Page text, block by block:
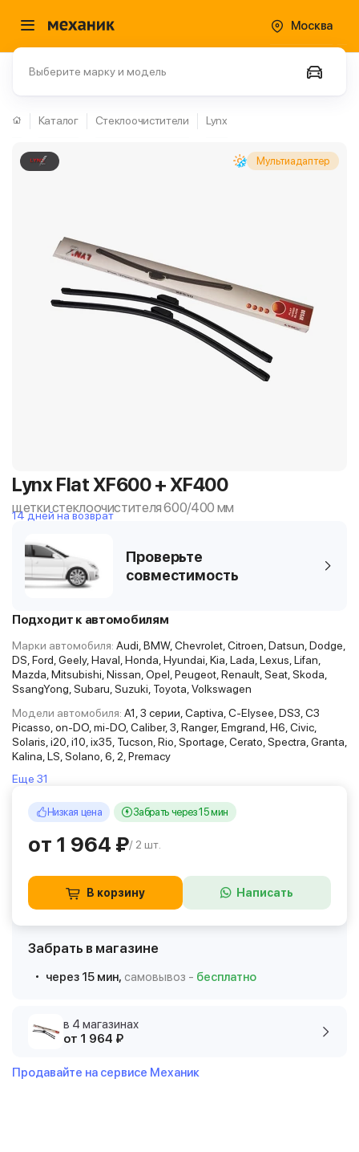
Москва
Выберите марку и модель
Каталог Стеклоочистители Lynx
Мультиадаптер
Lynx Flat XF600 + XF400
щетки стеклоочистителя 600/400 мм
14 дней на возврат
Проверьте
совместимость
Подходит к автомобилям
Марки автомобиля: Audi, BMW, Chevrolet, Citroen, Datsun, Dodge,
DS, Ford, Geely, Haval, Honda, Hyundai, Kia, Lada, Lexus, Lifan,
Mazda, Mitsubishi, Nissan, Opel, Peugeot, Renault, Seat, Skoda,
SsangYong, Subaru, Suzuki, Toyota, Volkswagen
Модели автомобиля: A1, 3 серии, Captiva, C-Elysee, DS3, C3
Picasso, on-DO, mi-DO, Caliber, 3, Ranger, Emgrand, H6, Civic,
Solaris, i20, i10, ix35, Tucson, Rio, Sportage, Cerato, Spectra, Granta,
Kalina, LS, Solano, 6, 2, Premacy
Еще 31
Низкая цена Забрать через 15 мин
от 1 964 ₽/ 2 шт.
В корзину Написать
Забрать в магазине
через 15 мин, самовывоз - бесплатно
в 4 магазинах
от 1 964 ₽
Продавайте на сервисе Механик